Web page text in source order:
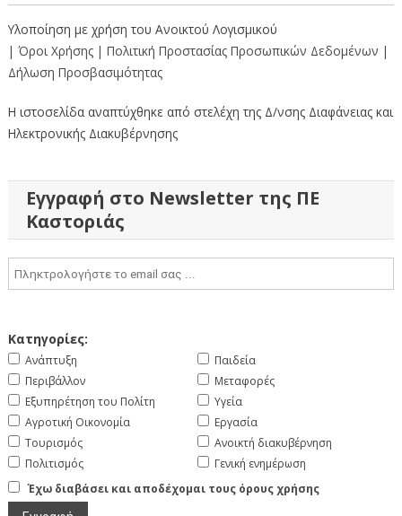
Υλοποίηση με χρήση του Ανοικτού Λογισμικού
| Όροι Χρήσης | Πολιτική Προστασίας Προσωπικών Δεδομένων |
Δήλωση Προσβασιμότητας
Η ιστοσελίδα αναπτύχθηκε από στελέχη της Δ/νσης Διαφάνειας και
Ηλεκτρονικής Διακυβέρνησης
Εγγραφή στο Newsletter της ΠΕ
Καστοριάς
Κατηγορίες:
Ανάπτυξη
Περιβάλλον
Εξυπηρέτηση του Πολίτη
Αγροτική Οικονομία
Τουρισμός
Πολιτισμός
Παιδεία
Μεταφορές
Υγεία
Εργασία
Ανοικτή διακυβέρνηση
Γενική ενημέρωση
Έχω διαβάσει και αποδέχομαι τους όρους χρήσης